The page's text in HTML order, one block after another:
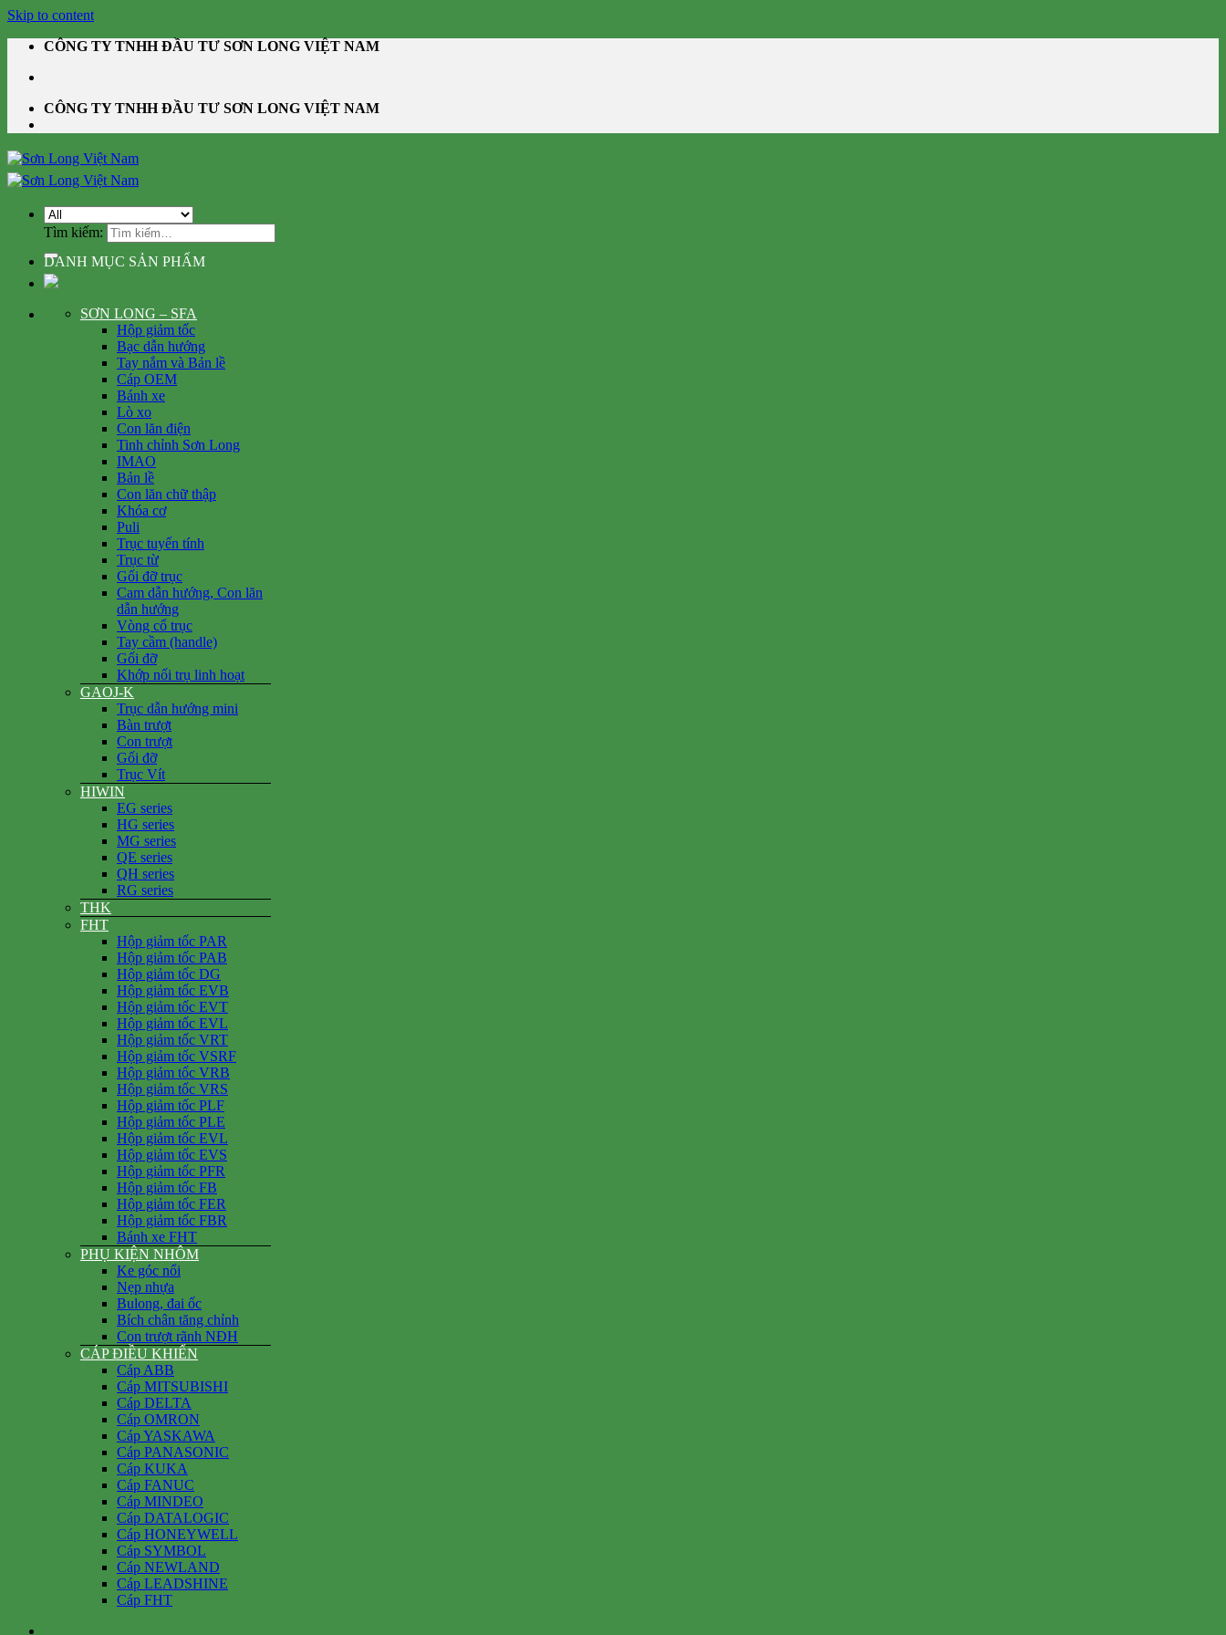
Skip to content
CÔNG TY TNHH ĐẦU TƯ SƠN LONG VIỆT NAM
CÔNG TY TNHH ĐẦU TƯ SƠN LONG VIỆT NAM
Tìm kiếm:
DANH MỤC SẢN PHẨM
SƠN LONG – SFA
Hộp giảm tốc
Bạc dẫn hướng
Tay nắm và Bản lề
Cáp OEM
Bánh xe
Lò xo
Con lăn điện
Tinh chỉnh Sơn Long
IMAO
Bản lề
Con lăn chữ thập
Khóa cơ
Puli
Trục tuyến tính
Trục từ
Gối đỡ trục
Cam dẫn hướng, Con lăn
dẫn hướng
Vòng cổ trục
Tay cầm (handle)
Gối đỡ
Khớp nối trụ linh hoạt
GAOJ-K
Trục dẫn hướng mini
Bàn trượt
Con trượt
Gối đỡ
Trục Vít
HIWIN
EG series
HG series
MG series
QE series
QH series
RG series
THK
FHT
Hộp giảm tốc PAR
Hộp giảm tốc PAB
Hộp giảm tốc DG
Hộp giảm tốc EVB
Hộp giảm tốc EVT
Hộp giảm tốc EVL
Hộp giảm tốc VRT
Hộp giảm tốc VSRF
Hộp giảm tốc VRB
Hộp giảm tốc VRS
Hộp giảm tốc PLF
Hộp giảm tốc PLE
Hộp giảm tốc EVL
Hộp giảm tốc EVS
Hộp giảm tốc PFR
Hộp giảm tốc FB
Hộp giảm tốc FER
Hộp giảm tốc FBR
Bánh xe FHT
PHỤ KIỆN NHÔM
Ke góc nổi
Nẹp nhựa
Bulong, đai ốc
Bích chân tăng chỉnh
Con trượt rãnh NĐH
CÁP ĐIỀU KHIỂN
Cáp ABB
Cáp MITSUBISHI
Cáp DELTA
Cáp OMRON
Cáp YASKAWA
Cáp PANASONIC
Cáp KUKA
Cáp FANUC
Cáp MINDEO
Cáp DATALOGIC
Cáp HONEYWELL
Cáp SYMBOL
Cáp NEWLAND
Cáp LEADSHINE
Cáp FHT